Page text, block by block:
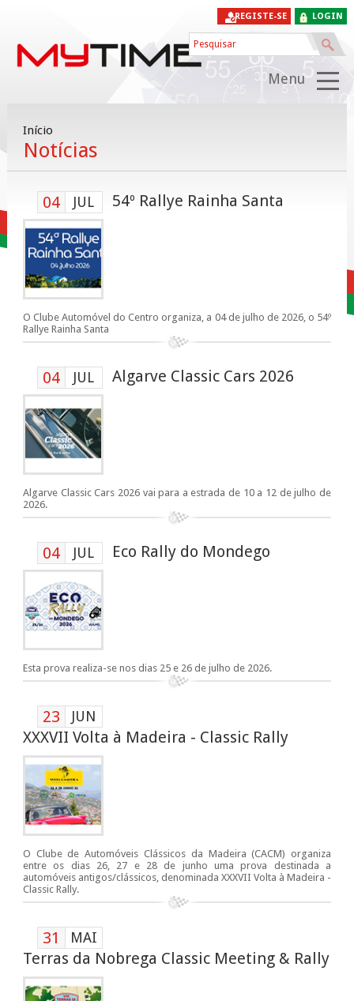
LOGIN
REGISTE-SE
Menu
Início
Notícias
04 JUL 54º Rallye Rainha Santa
O Clube Automóvel do Centro organiza, a 04 de julho de 2026, o 54º
Rallye Rainha Santa
04 JUL Algarve Classic Cars 2026
Algarve Classic Cars 2026 vai para a estrada de 10 a 12 de julho de
2026.
04 JUL Eco Rally do Mondego
Esta prova realiza-se nos dias 25 e 26 de julho de 2026.
23 JUN
XXXVII Volta à Madeira - Classic Rally
O Clube de Automóveis Clássicos da Madeira (CACM) organiza
entre os dias 26, 27 e 28 de junho uma prova destinada a
automóveis antigos/clássicos, denominada XXXVII Volta à Madeira -
Classic Rally.
31 MAI
Terras da Nobrega Classic Meeting & Rally